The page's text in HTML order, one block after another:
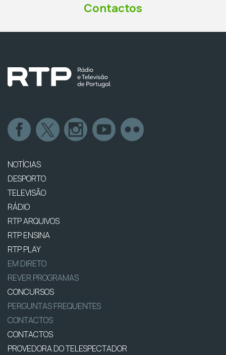
Contactos
NOTÍCIAS
DESPORTO
TELEVISÃO
RÁDIO
RTP ARQUIVOS
RTP ENSINA
RTP PLAY
EM DIRETO
REVER PROGRAMAS
CONCURSOS
PERGUNTAS FREQUENTES
CONTACTOS
CONTACTOS
PROVEDORA DO TELESPECTADOR